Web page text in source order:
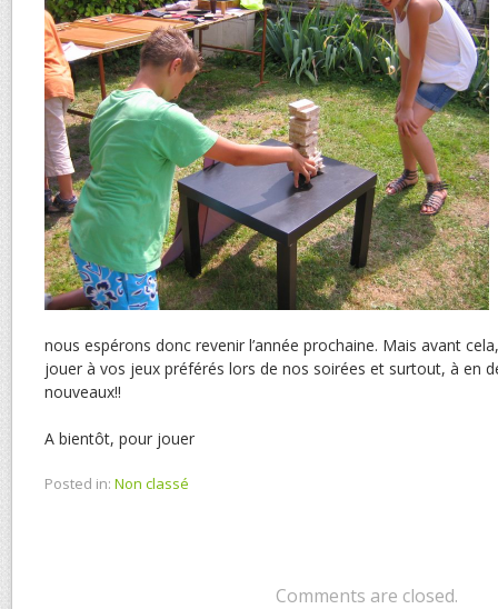
nous espérons donc revenir l’année prochaine. Mais avant
jouer à vos jeux préférés lors de nos soirées et surtout, à en
nouveaux!!
A bientôt, pour jouer
Posted in: Non classé
Comments are closed.